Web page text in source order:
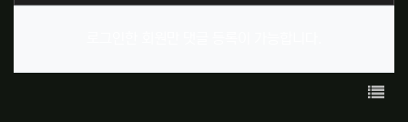
목록